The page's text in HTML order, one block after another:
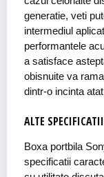
generatie, veti
intermediul
performantele
a satisface
obisnuite va
dintr-o incinta
ALTE SPECIFICATII
Boxa portbila
specificatii